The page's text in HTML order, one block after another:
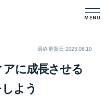
最終更新日 2023.08.10
に成長させる
よう